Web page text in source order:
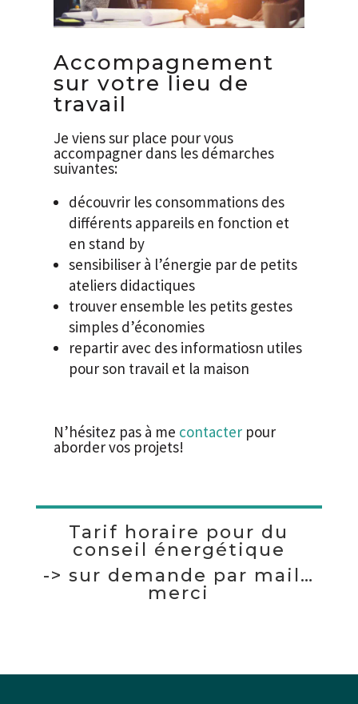
Accompagnement
sur votre lieu de
travail
Je viens sur place pour vous
accompagner dans les démarches
suivantes:
découvrir les consommations des
différents appareils en fonction et
en stand by
sensibiliser à l’énergie par de petits
ateliers didactiques
trouver ensemble les petits gestes
simples d’économies
repartir avec des informatiosn utiles
pour son travail et la maison
N’hésitez pas à me contacter pour
aborder vos projets!
Tarif horaire pour du
conseil énergétique
-> sur demande par mail…
merci